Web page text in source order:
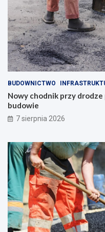
BUDOWNICTWO
Nowy chodnik przy
budowie
7 sierpnia 2026